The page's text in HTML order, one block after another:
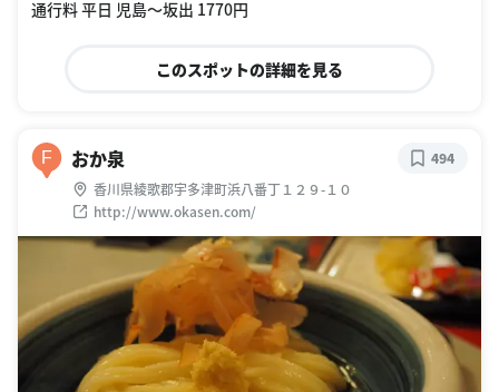
通行料 平日 児島〜坂出 1770円
このスポットの詳細を見る
F おか泉
香川県綾歌郡宇多津町浜八番丁１２９-１０
http://www.okasen.com/
494